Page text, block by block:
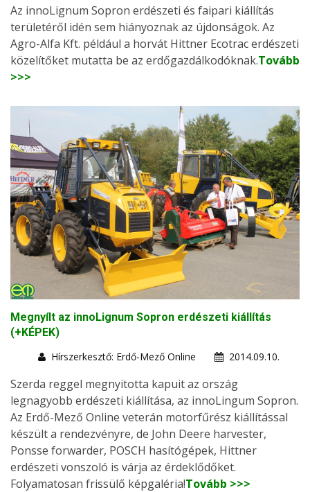
Az innoLignum Sopron erdészeti és faipari kiállítás
területéről idén sem hiányoznak az újdonságok. Az
Agro-Alfa Kft. például a horvát Hittner Ecotrac erdészeti
közelítőket mutatta be az erdőgazdálkodóknak.Tovább
>>>
Megnyílt az innoLignum Sopron erdészeti kiállítás
(+KÉPEK)
Hírszerkesztő: Erdő-Mező Online
2014.09.10.
Szerda reggel megnyitotta kapuit az ország
legnagyobb erdészeti kiállítása, az innoLingum Sopron.
Az Erdő-Mező Online veterán motorfűrész kiállítással
készült a rendezvényre, de John Deere harvester,
Ponsse forwarder, POSCH hasítógépek, Hittner
erdészeti vonszoló is várja az érdeklődőket.
Folyamatosan frissülő képgaléria!Tovább >>>